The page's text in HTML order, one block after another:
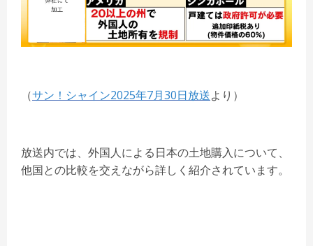
（サン！シャイン2025年7月30日放送より）
放送内では、外国人による日本の土地購入について、
他国との比較を交えながら詳しく紹介されています。